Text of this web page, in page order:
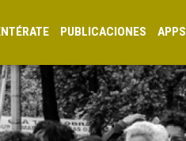
PUBLICACIONES APPS